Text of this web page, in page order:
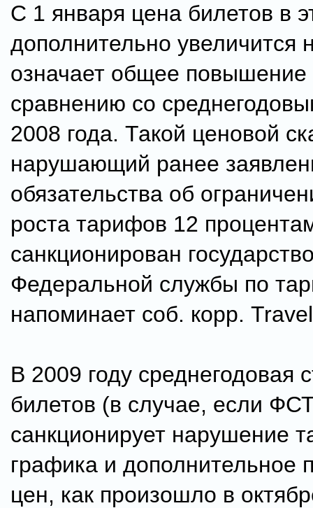
С 1 января цена билетов в
дополнительно увеличится
означает общее повышение
сравнению со
2008 года. Такой ценовой
нарушающий ранее
обязательства об
роста тарифов 12
санкционирован
Федеральной службы по
напоминает соб. корр.
В 2009 году среднегодовая
билетов (в случае, если
санкционирует нарушение
графика и дополнительное
цен, как произошло в